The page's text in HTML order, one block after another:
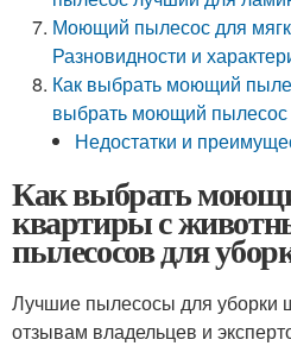
Моющий пылесос для
Разновидности и
Как выбрать моющий
выбрать моющий пылесос
Недостатки и
Как выбрать
квартиры с
пылесосов для
Лучшие пылесосы для уборки
отзывам владельцев и